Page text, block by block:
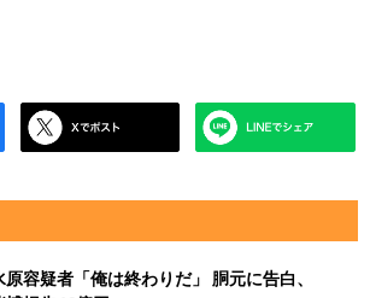
原容疑者「俺は終わりだ」 胴元に告白、